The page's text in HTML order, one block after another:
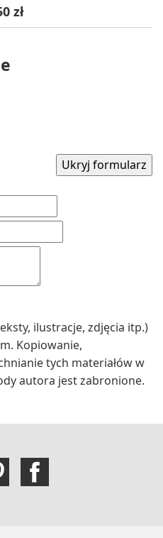
zł
ilustracje, zdjęcia itp.)
Kopiowanie,
tych materiałów w
autora jest zabronione.